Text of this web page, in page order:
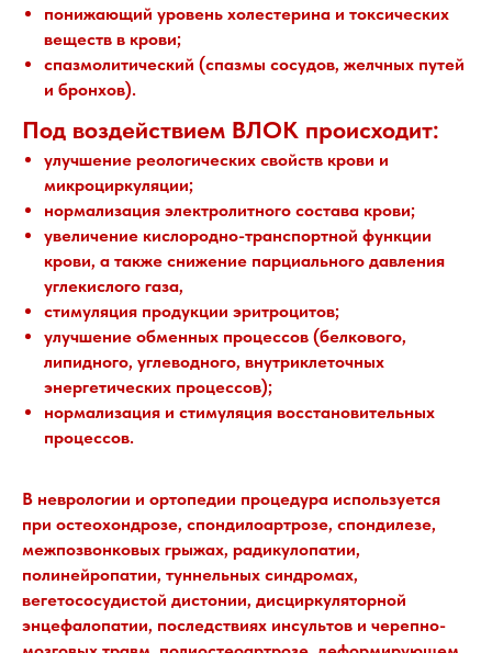
понижающий уровень холестерина и токсических
веществ в крови;
спазмолитический (спазмы сосудов, желчных путей
и бронхов).
Под воздействием ВЛОК происходит:​
улучшение реологических свойств крови и
микроциркуляции;
нормализация электролитного состава крови;
увеличение кислородно-транспортной функции
крови, а также снижение парциального давления
углекислого газа,
стимуляция продукции эритроцитов;
улучшение обменных процессов (белкового,
липидного, углеводного, внутриклеточных
энергетических процессов);
нормализация и стимуляция восстановительных
процессов.
В неврологии и ортопедии процедура используется
при остеохондрозе, спондилоартрозе, спондилезе,
межпозвонковых грыжах, радикулопатии,
полинейропатии, туннельных синдромах,
вегетососудистой дистонии, дисциркуляторной
энцефалопатии, последствиях инсультов и черепно-